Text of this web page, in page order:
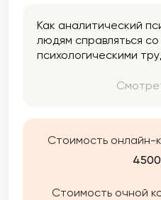
Как аналитический
людям справляться
психологическими
Стоимость онлайн-
Стоимость очной